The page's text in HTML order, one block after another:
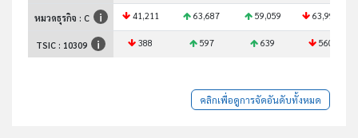
หมวดธุรกิจ : C 41,211 63,687 59,059 63,996
TSIC : 10309 388 597 639 560
คลิกเพื่อดูการจัดอันดับทั้งหมด